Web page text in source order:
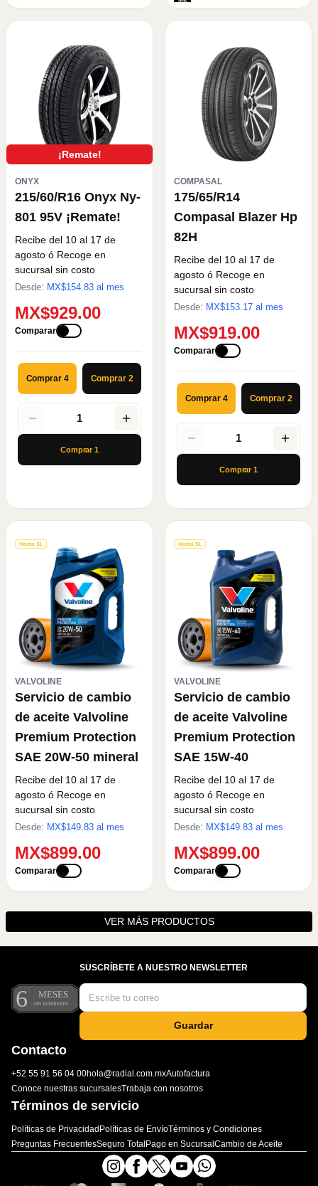
¡Remate!
ONYX
215/60/R16 Onyx Ny-
801 95V ¡Remate!
Recibe del 10 al 17 de
agosto ó Recoge en
sucursal sin costo
Desde: MX$154.83 al mes
MX$929.00
Comparar
Comprar 4 Comprar 2
1
Comprar1
COMPASAL
175/65/R14
Compasal Blazer Hp
82H
Recibe del 10 al 17 de
agosto ó Recoge en
sucursal sin costo
Desde: MX$153.17 al mes
MX$919.00
Comparar
Comprar 4 Comprar 2
1
Comprar1
VALVOLINE
Servicio de cambio
de aceite Valvoline
Premium Protection
SAE 20W-50 mineral
Recibe del 10 al 17 de
agosto ó Recoge en
sucursal sin costo
Desde: MX$149.83 al mes
MX$899.00
Comparar
VALVOLINE
Servicio de cambio
de aceite Valvoline
Premium Protection
SAE 15W-40
Recibe del 10 al 17 de
agosto ó Recoge en
sucursal sin costo
Desde: MX$149.83 al mes
MX$899.00
Comparar
VER MÁS PRODUCTOS
SUSCRÍBETE A NUESTRO NEWSLETTER
Guardar
Contacto
+52 55 91 56 04 00hola@radial.com.mxAutofactura
Conoce nuestras sucursalesTrabaja con nosotros
Términos de servicio
Políticas de PrivacidadPolíticas de EnvíoTérminos y Condiciones
Preguntas FrecuentesSeguro TotalPago en SucursalCambio de Aceite